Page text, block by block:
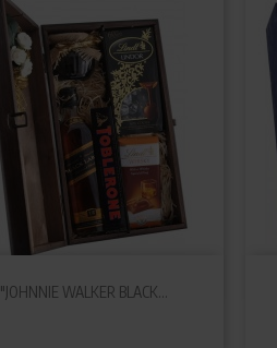
"JOHNNIE WALKER BLACK...
